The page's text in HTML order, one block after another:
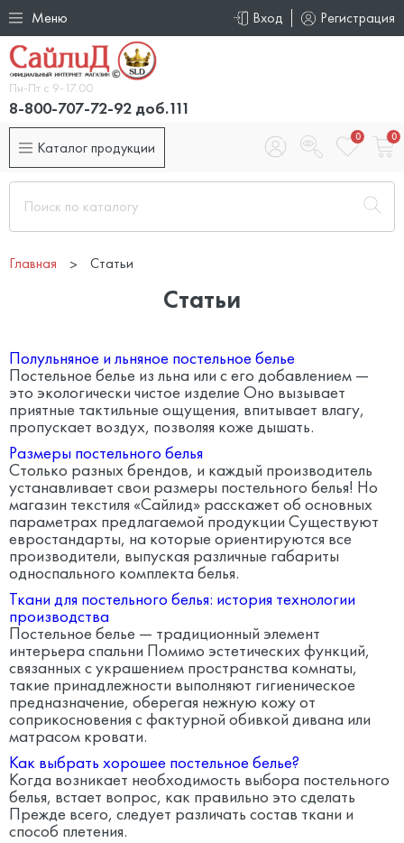
Меню Вход Регистрация
Пн-Пт с 9-17.00
8-800-707-72-92 доб.111
Каталог продукции
0 0
Главная Статьи
Статьи
Полульняное и льняное постельное белье
Постельное белье из льна или с его добавлением —
это экологически чистое изделие Оно вызывает
приятные тактильные ощущения, впитывает влагу,
пропускает воздух, позволяя коже дышать.
Размеры постельного белья
Столько разных брендов, и каждый производитель
устанавливает свои размеры постельного белья! Но
магазин текстиля «Сайлид» расскажет об основных
параметрах предлагаемой продукции Существуют
евростандарты, на которые ориентируются все
производители, выпуская различные габариты
односпального комплекта белья.
Ткани для постельного белья: история технологии
производства
Постельное белье — традиционный элемент
интерьера спальни Помимо эстетических функций,
связанных с украшением пространства комнаты,
такие принадлежности выполняют гигиеническое
предназначение, оберегая нежную кожу от
соприкосновения с фактурной обивкой дивана или
матрасом кровати.
Как выбрать хорошее постельное белье?
Когда возникает необходимость выбора постельного
белья, встает вопрос, как правильно это сделать
Прежде всего, следует различать состав ткани и
способ плетения.